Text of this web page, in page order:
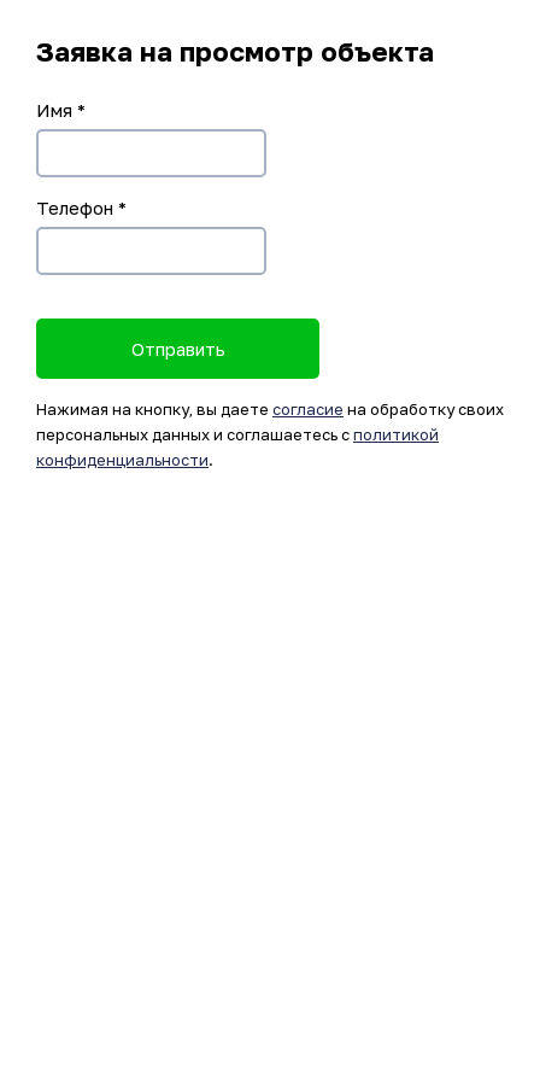
Заявка на просмотр объекта
Имя *
Телефон *
Отправить
Нажимая на кнопку, вы даете согласие на обработку своих
персональных данных и соглашаетесь сполитикой
конфиденциальности.